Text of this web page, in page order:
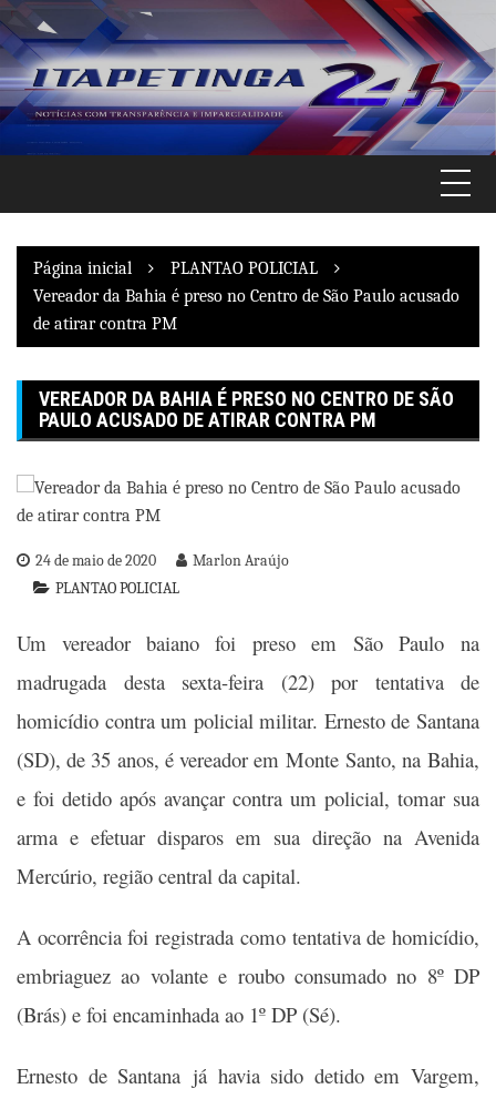
Pular
para
o
conteúdo
Página inicial
PLANTAO POLICIAL
Vereador da Bahia é preso no Centro de São Paulo acusado
de atirar contra PM
VEREADOR DA BAHIA É PRESO NO CENTRO DE SÃO
PAULO ACUSADO DE ATIRAR CONTRA PM
24 de maio de 2020
Marlon Araújo
PLANTAO POLICIAL
Um vereador baiano foi preso em São Paulo na
madrugada desta sexta-feira (22) por tentativa de
homicídio contra um policial militar. Ernesto de Santana
(SD), de 35 anos, é vereador em Monte Santo, na Bahia,
e foi detido após avançar contra um policial, tomar sua
arma e efetuar disparos em sua direção na Avenida
Mercúrio, região central da capital.
A ocorrência foi registrada como tentativa de homicídio,
embriaguez ao volante e roubo consumado no 8º DP
(Brás) e foi encaminhada ao 1º DP (Sé).
Ernesto de Santana já havia sido detido em Vargem,